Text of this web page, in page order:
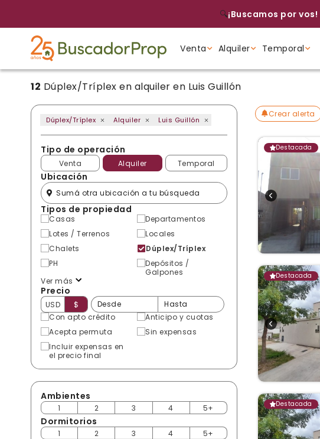
🔍¡Buscamos por vos!
Venta
Tipo de propiedad
Alquiler
Tipo de propiedad
Temporal
Tipo de propiedad
12 Dúplex/Tríplex en alquiler en Luis Guillón
Dúplex/Tríplex Alquiler Luis Guillón
Tipo de operación
Venta Alquiler Temporal
Ubicación
Tipos de propiedad
Casas
Departamentos
Lotes / Terrenos
Locales
Chalets
Dúplex/Tríplex
PH
Depósitos /
Galpones
Ver más
Precio
USD
$
Con apto crédito
Anticipo y cuotas
Acepta permuta
Sin expensas
Incluir expensas en
el precio final
Ambientes
1 2 3 4 5+
Dormitorios
1 2 3 4 5+
Crear alerta
Destacada
Destacada
Destacada